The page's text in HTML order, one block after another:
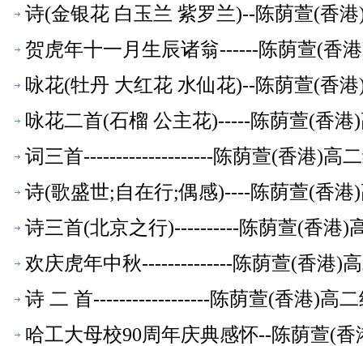
诗(金银花 白玉兰 紫罗兰)--陈荫萱(香
贺虎年十一月生辰诸翁------陈荫萱(香
咏花(牡丹 大红花 水仙花)--陈荫萱(香
咏花二首(石榴 公主花)-----陈荫萱(香港
词三首--------------------陈荫萱(香港)高
诗(歌盛世;自在行;偶感)----陈荫萱(香港
诗三首(北京之行)----------陈荫萱(香港)
欢庆虎年中秋--------------陈荫萱(香港)
诗 二 首------------------陈荫萱(香港)高
哈工大母校90周年庆典感怀--陈荫萱(